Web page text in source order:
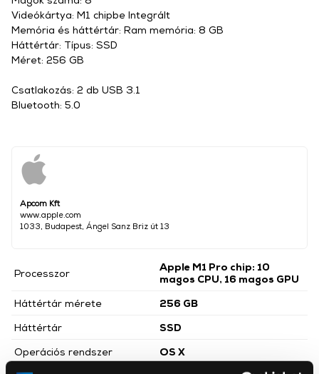
Apcom Kft
www.apple.com
1033, Budapest, Ángel Sanz Briz út 13
Processzor
Apple M1 Pro chip: 10
magos CPU, 16 magos GPU
Háttértár mérete
256 GB
Háttértár
SSD
Operációs rendszer
OS X
Videókártya: M1 chipbe Integrált
Memória és háttértár: Ram memória: 8 GB
Háttértár: Típus: SSD
Méret: 256 GB
Csatlakozás: 2 db USB 3.1
Bluetooth: 5.0